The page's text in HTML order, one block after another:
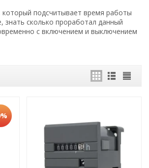
который подсчитывает время работы
сколько проработал данный
с включением и выключением